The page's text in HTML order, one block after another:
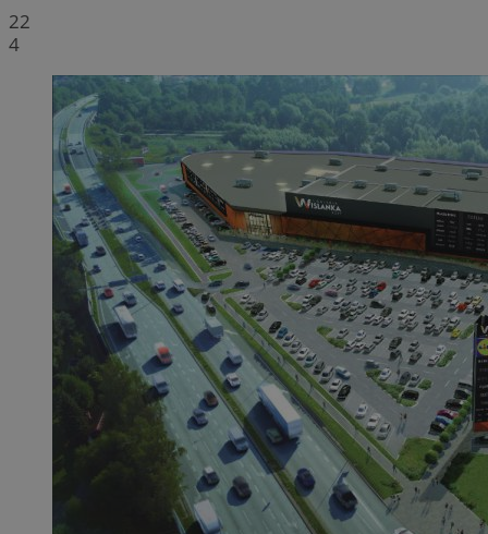
22
4